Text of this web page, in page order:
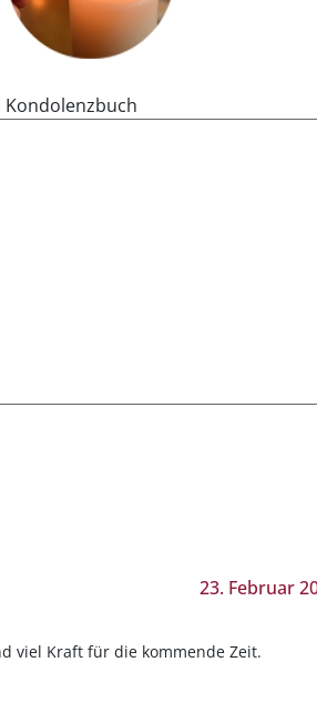
Kondolenzbuch
23. Februar
viel Kraft für die kommende Zeit.